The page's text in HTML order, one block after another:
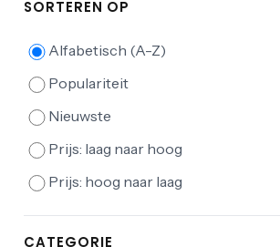
SORTEREN OP
Alfabetisch (A-Z)
Populariteit
Nieuwste
Prijs: laag naar hoog
Prijs: hoog naar laag
CATEGORIE